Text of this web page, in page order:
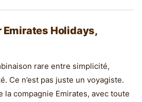
Holidays,
rare entre simplicité,
Ce n’est pas juste un voyagiste.
la compagnie Emirates, avec toute